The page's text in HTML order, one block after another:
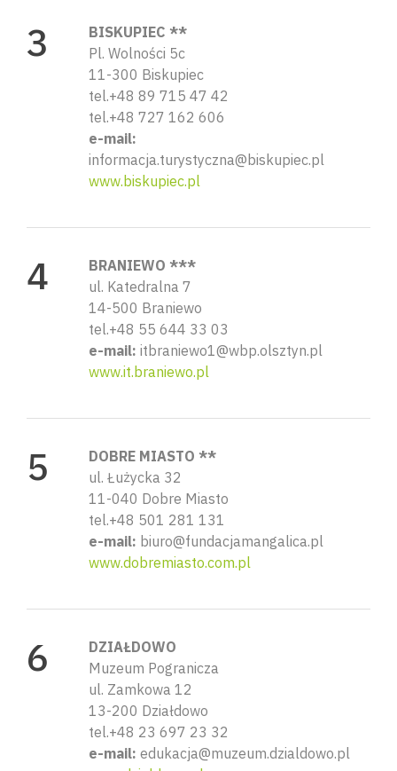
BISKUPIEC **
Pl. Wolności 5c
11-300 Biskupiec
tel.+48 89 715 47 42
tel.+48 727 162 606
e-mail:
informacja.turystyczna@biskupiec.pl
www.biskupiec.pl
BRANIEWO ***
ul. Katedralna 7
14-500 Braniewo
tel.+48 55 644 33 03
e-mail: itbraniewo1@wbp.olsztyn.pl
www.it.braniewo.pl
DOBRE MIASTO **
ul. Łużycka 32
11-040 Dobre Miasto
tel.+48 501 281 131
e-mail: biuro@fundacjamangalica.pl
www.dobremiasto.com.pl
DZIAŁDOWO
Muzeum Pogranicza
ul. Zamkowa 12
13-200 Działdowo
tel.+48 23 697 23 32
e-mail: edukacja@muzeum.dzialdowo.pl